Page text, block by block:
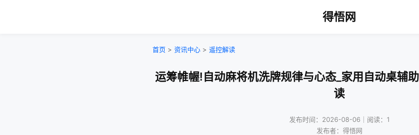
得悟网
首页 > 资讯中心 > 遥控解读
运筹帷幄!自动麻将机洗牌规律与心态_家用自动桌辅
读
发布时间：2026-08-06｜阅读：1
发布者：得悟网